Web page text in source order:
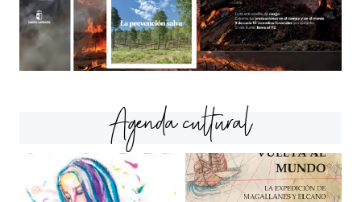
Agenda cultural